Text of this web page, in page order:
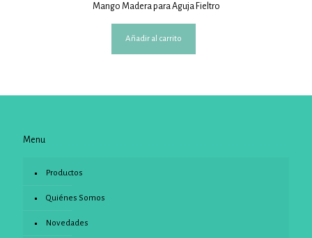
Mango Madera para Aguja Fieltro
Añadir al carrito
Menu
Productos
Quiénes Somos
Novedades